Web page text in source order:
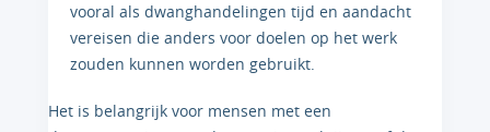
vooral als dwanghandelingen tijd en aandacht
vereisen die anders voor doelen op het werk
zouden kunnen worden gebruikt.
Het is belangrijk voor mensen met een